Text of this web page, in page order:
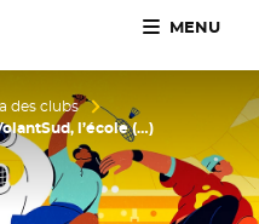
/ Pyrénées-Méditerranée
MENU
des clubs
l’école (…)